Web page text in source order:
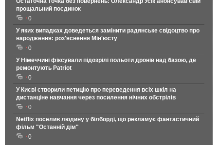
прощальний поєдинок
0
У яких випадках доведеться замінити радянське свідоцтво про
народження: роз'яснення Мін'юсту
0
У Німеччині фіксували підозрілі польоти дронів над базою, де
ремонтують Patriot
0
У Києві створили петицію про переведення всіх шкіл на
дистанціне навчання через посилення нічних обстрілів
0
Netflix поселив людину у білборді, що рекламує фантастичний
фільм "Останній дім"
0